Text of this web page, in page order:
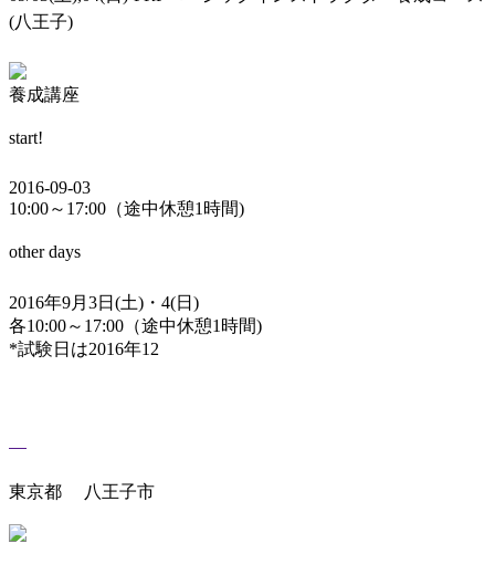
(八王子)
養成講座
start!
2016-09-03
10:00～17:00（途中休憩1時間)
other days
2016年9月3日(土)・4(日)
各10:00～17:00（途中休憩1時間)
*試験日は2016年12
東京都 八王子市